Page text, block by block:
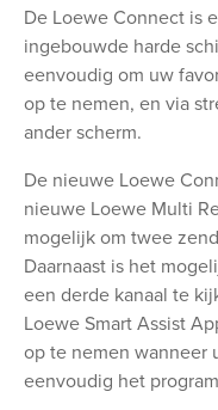
De Loewe Connect is
ingebouwde harde
eenvoudig om uw
op te nemen, en via
ander scherm.
De nieuwe Loewe
nieuwe Loewe Multi
mogelijk om twee
Daarnaast is het
een derde kanaal te
Loewe Smart Assist
op te nemen wanneer
eenvoudig het